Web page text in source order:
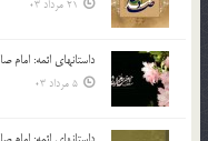
21 مرداد 03
داستانهای ائمه:
5 مرداد 03